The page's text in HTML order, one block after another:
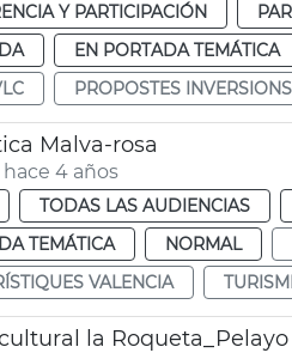
Y PARTICIPACIÓN
EN PORTADA TEMÁTICA
PROPOSTES INVERSIONS
Malva-rosa
4 años
TODAS LAS AUDIENCIAS
TEMÁTICA
NORMAL
VALENCIA
la Roqueta_Pelayo